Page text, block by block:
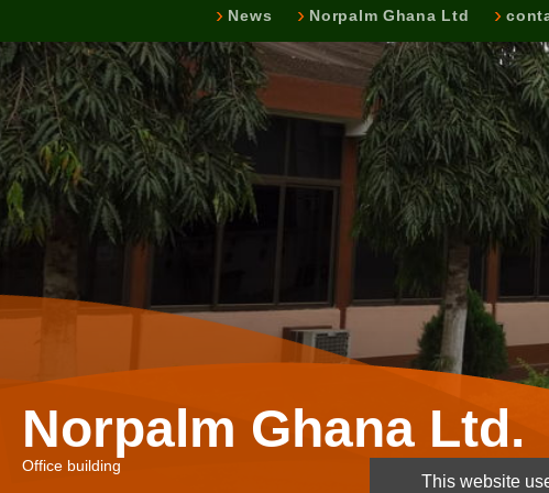
News Norpalm Ghana Ltd
Norpalm Ghana Ltd.
Office building
This website